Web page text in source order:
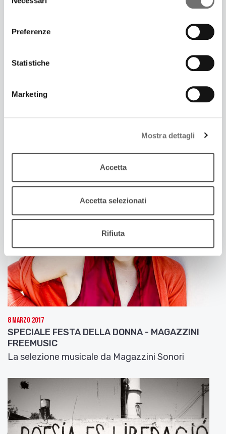
del
Preferenze
Statistiche
Marketing
Mostra dettagli
Accetta
Accetta selezionati
Rifiuta
8 Marzo 2017
SPECIALE FESTA DELLA DONNA - MAGAZZINI
FREEMUSIC
La selezione musicale da Magazzini Sonori